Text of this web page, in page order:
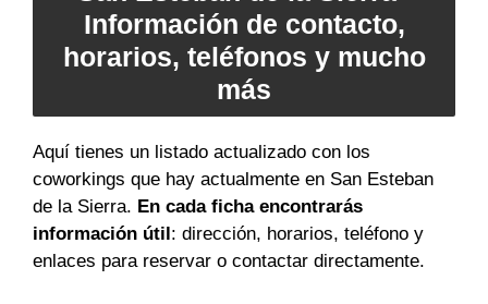
Información de contacto,
horarios, teléfonos y mucho
más
Aquí tienes un listado actualizado con los
coworkings que hay actualmente en San Esteban
de la Sierra. En cada ficha encontrarás
información útil: dirección, horarios, teléfono y
enlaces para reservar o contactar directamente.